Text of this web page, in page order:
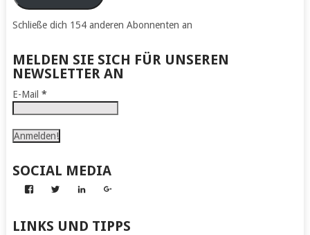
Schließe dich 154 anderen Abonnenten an
MELDEN SIE SICH FÜR UNSEREN
NEWSLETTER AN
E-Mail *
SOCIAL MEDIA
Profil
Nachmachen
Profil
Kapff
Profil
Kapff
Profil
Kapff
LINKS UND TIPPS